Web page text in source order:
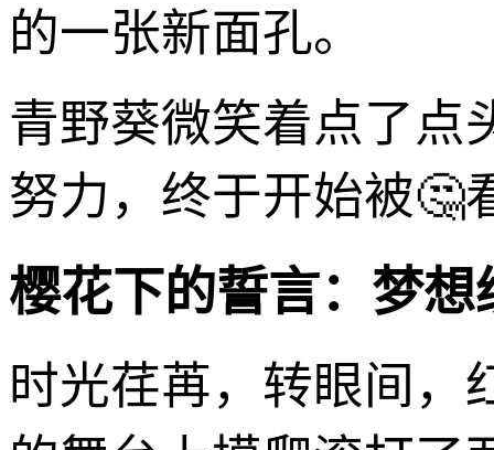
的一张新面孔。
青野葵微笑着点了点
努力，终于开始被🤔
樱花下的誓言：梦想
时光荏苒，转眼间，